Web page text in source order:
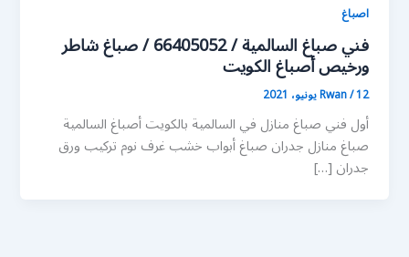
اصباغ
فني صباغ السالمية / 66405052 / صباغ شاطر
ورخيص أصباغ الكويت
Rwan/12 يونيو، 2021
أول فني صباغ منازل في السالمية بالكويت أصباغ السالمية
صباغ منازل جدران صباغ أبواب خشب غرف نوم تركيب ورق
جدران […]